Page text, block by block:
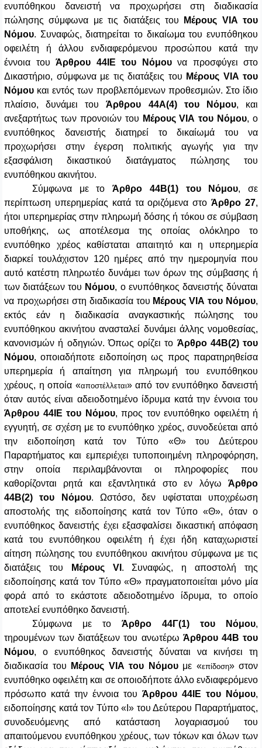
ενυπόθηκου δανειστή να προχωρήσει στη διαδικασία
πώλησης σύμφωνα με τις διατάξεις του
Μέρους VIA του
Νόμου. Συναφώς, διατηρείται το δικαίωμα του ενυπόθηκου
οφειλέτη ή άλλου ενδιαφερόμενου προσώπου
κατά την
έννοια του Άρθρου 44ΙΕ του Νόμουνα προσφύγει στο
Δικαστήριο, σύμφωνα με τις διατάξεις του Μέρους VIA του
Νόμου και εντός των προβλεπόμενων προθεσμιών. Στο ίδιο
πλαίσιο, δυνάμει τουΆρθρου 44Α(4) του Νόμου, και
ανεξαρτήτως των προνοιών του Μέρους VIA του Νόμου, ο
ενυπόθηκος δανειστής διατηρεί το δικαίωμά του να
προχωρήσει στην έγερση πολιτικής αγωγής για την
εξασφάλιση δικαστικού διατάγματος πώλησης του
ενυπόθηκου ακινήτου.
Σύμφωνα με τοΆρθρο 44Β(1) του Νόμου, σε
περίπτωση υπερημερίας κατά τα οριζόμενα στοΆρθρο 27,
ήτοι υπερημερίας στην πληρωμή δόσης ή τόκου σε σύμβαση
υποθήκης, ως αποτέλεσμα της οποίας ολόκληρο το
ενυπόθηκο χρέος καθίσταται απαιτητό και η υπερημερία
διαρκεί τουλάχιστον 120 ημέρες από την ημερομηνία που
αυτό κατέστη πληρωτέο δυνάμει των όρων της σύμβασης ή
των διατάξεων του Νόμου, ο ενυπόθηκος δανειστής δύναται
να προχωρήσει στη διαδικασία του Μέρους VIA του Νόμου,
εκτός εάν η διαδικασία αναγκαστικής πώλησης του
ενυπόθηκου ακινήτου ανασταλεί δυνάμει άλλης νομοθεσίας,
κανονισμών ή οδηγιών. Όπως ορίζει το Άρθρο 44Β(2) του
Νόμου, οποιαδήποτε ειδοποίηση ως προς παρατηρηθείσα
υπερημερία ή απαίτηση για πληρωμή του ενυπόθηκου
χρέους, η οποία «αποστέλλεται» από τον ενυπόθηκο δανειστή
όταν αυτός είναι αδειοδοτημένο ίδρυμα κατά την έννοια του
Άρθρου 44ΙΕ του Νόμου, προς τον ενυπόθηκο οφειλέτη ή
εγγυητή, σε σχέση με το ενυπόθηκο χρέος, συνοδεύεται από
την ειδοποίηση κατά τον Τύπο «Θ» του Δεύτερου
Παραρτήματος και εμπεριέχει τυποποιημένη πληροφόρηση,
στην οποία περιλαμβάνονται οι πληροφορίες που
καθορίζονται ρητά και εξαντλητικά στο εν λόγω Άρθρο
44Β(2)
του Νόμου. Ωστόσο, δεν υφίσταται υποχρέωση
αποστολής της ειδοποίησης κατά τον Τύπο «Θ», όταν ο
ενυπόθηκος δανειστής έχει εξασφαλίσει δικαστική απόφαση
κατά του ενυπόθηκου οφειλέτη ή έχει ήδη καταχωριστεί
αίτηση πώλησης του ενυπόθηκου ακινήτου σύμφωνα με τις
διατάξεις του
Μέρους VI . Συναφώς,
η αποστολή της
ειδοποίησης κατά τον Τύπο «Θ» πραγματοποιείται μόνο μία
φορά από το εκάστοτε αδειοδοτημένο ίδρυμα, το οποίο
αποτελεί ενυπόθηκο δανειστή.
Σύμφωνα με το Άρθρο 44Γ(1) του Νόμου,
τηρουμένων των διατάξεων του ανωτέρω Άρθρου 44Β του
Νόμου, ο ενυπόθηκος δανειστής δύναται να κινήσει τη
διαδικασία του
Μέρους VIA του Νόμουμε «επίδοση» στον
ενυπόθηκο οφειλέτη και σε οποιοδήποτε άλλο ενδιαφερόμενο
πρόσωπο κατά την έννοια του Άρθρου 44ΙΕ του Νόμου,
ειδοποίησης κατά τον Τύπο «Ι» του Δεύτερου Παραρτήματος,
συνοδευόμενης από κατάσταση λογαριασμού του
απαιτούμενου ενυπόθηκου χρέους, των τόκων και όλων των